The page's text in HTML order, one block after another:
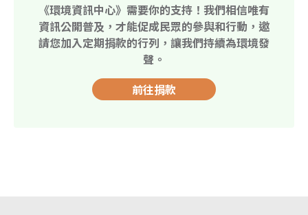
《環境資訊中心》需要你的支持！我們相信唯有
資訊公開普及，才能促成民眾的參與和行動，邀
請您加入定期捐款的行列，讓我們持續為環境發
聲。
前往捐款